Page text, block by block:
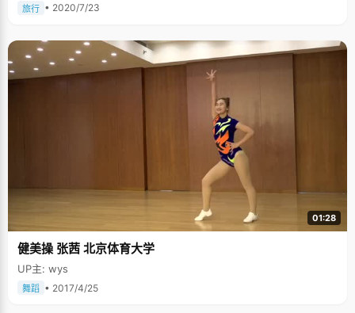
旅行 • 2020/7/23
01:28
健美操 张茜 北京体育大学
UP主: wys
舞蹈 • 2017/4/25